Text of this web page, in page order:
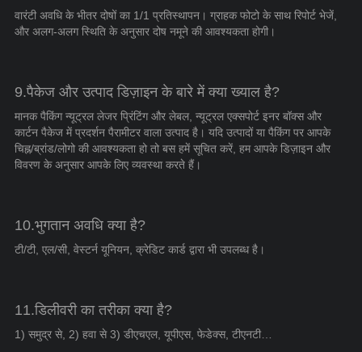
वारंटी अवधि के भीतर दोषों का 1/1 प्रतिस्थापन। ग्राहक फोटो के साथ रिपोर्ट भेजें,
और अलग-अलग स्थिति के अनुसार दोष नमूने की आवश्यकता होगी।
9.पैकेज और उत्पाद डिज़ाइन के बारे में क्या ख्याल है?
मानक पैकिंग न्यूट्रल लेजर प्रिंटिंग और लेबल, न्यूट्रल एक्सपोर्ट इनर बॉक्स और
कार्टन पैकेज में प्रदर्शन पैरामीटर वाला उत्पाद है। यदि उत्पादों या पैकिंग पर आपके
चिह्न/ब्रांड/लोगो की आवश्यकता हो तो बस हमें सूचित करें, हम आपके डिज़ाइन और
विवरण के अनुसार आपके लिए व्यवस्था करते हैं।
10.भुगतान अवधि क्या है?
टी/टी, एल/सी, वेस्टर्न यूनियन, क्रेडिट कार्ड द्वारा भी उपलब्ध है।
11.डिलीवरी का तरीका क्या है?
1) समुद्र से, 2) हवा से 3) डीएचएल, यूपीएस, फेडेक्स, टीएनटी…